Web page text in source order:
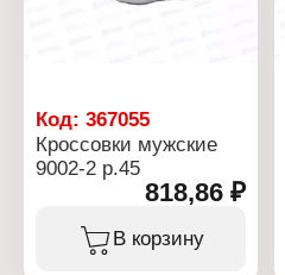
Код: 367055
Кроссовки мужские
9002-2 р.45
818,86 ₽
В корзину